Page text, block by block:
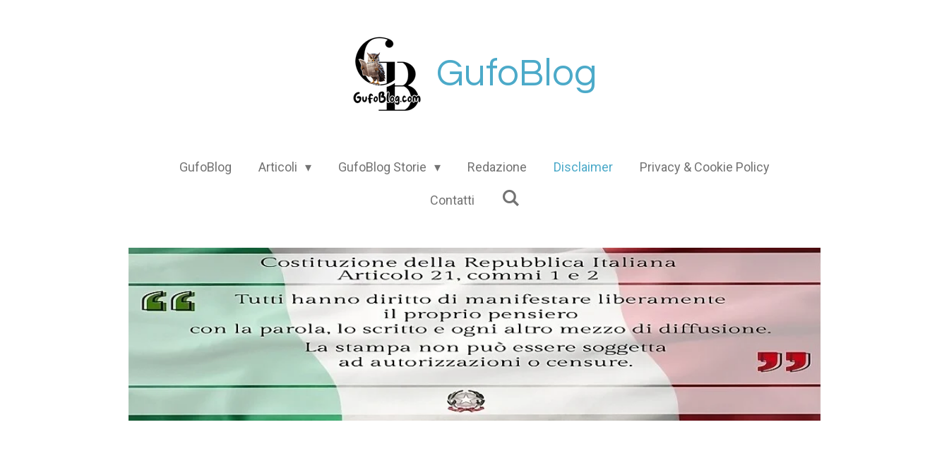
GufoBlog
GufoBlog Articoli GufoBlog Storie Redazione Disclaimer Privacy & Cookie Policy
Contatti